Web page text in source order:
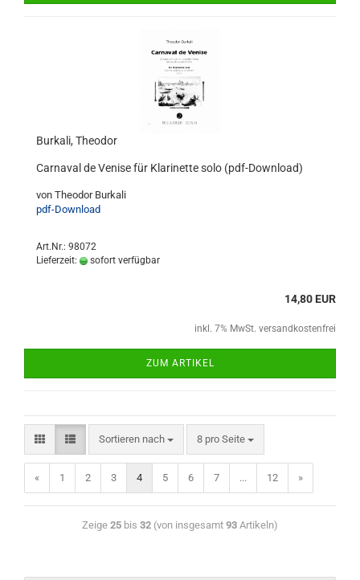
Burkali, Theodor
Carnaval de Venise für Klarinette solo (pdf-Download)
von Theodor Burkali
pdf-Download
Art.Nr.: 98072
Lieferzeit:
sofort verfügbar
14,80 EUR
inkl. 7% MwSt. versandkostenfrei
ZUM ARTIKEL
Sortieren nach 8 pro Seite
« 1 2 3 4 5 6 7 ... 12 »
Zeige 25 bis 32 (von insgesamt 93 Artikeln)